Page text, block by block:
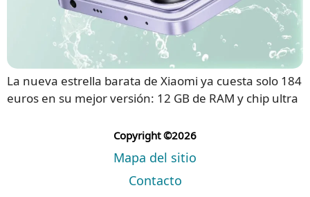
La nueva estrella barata de Xiaomi ya cuesta solo 184
euros en su mejor versión: 12 GB de RAM y chip ultra
Copyright ©2026
Mapa del sitio
Contacto